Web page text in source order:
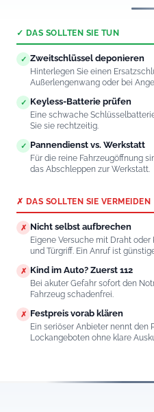
✓ DAS SOLLTEN SIE TUN
✓ Zweitschlüssel deponieren
Hinterlegen Sie einen
Außerlengenwang oder bei
✓ Keyless-Batterie prüfen
Eine schwache
Sie sie rechtzeitig.
✓ Pannendienst vs. Werkstatt
Für die reine Fahrzeugöffnung
das Abschleppen zur Werkstatt.
✗ DAS SOLLTEN SIE VERMEIDEN
✗ Nicht selbst aufbrechen
Eigene Versuche mit Draht
und Türgriff. Ein Anruf ist
✗ Kind im Auto? Zuerst 112
Bei akuter Gefahr sofort den
Fahrzeug schadenfrei.
✗ Festpreis vorab klären
Ein seriöser Anbieter nennt den
Lockangeboten ohne klare